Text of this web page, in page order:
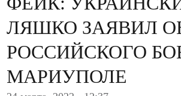
ЛЯШКО ЗАЯВИЛ
РОССИЙСКОГО
МАРИУПОЛЕ